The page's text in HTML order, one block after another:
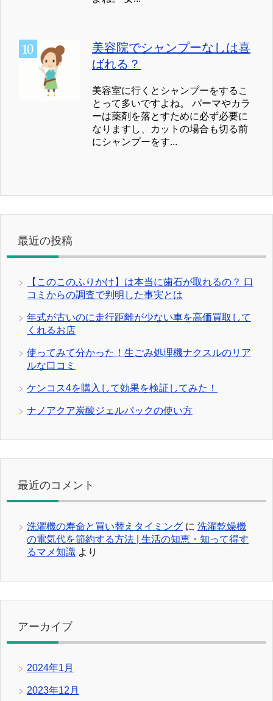
美容院でシャンプーなしは喜
ばれる？
美容室に行くとシャンプーをするこ
とって多いですよね。 パーマやカラ
ーは薬剤を落とすために必ず必要に
なりますし、カットの場合も切る前
にシャンプーをす...
最近の投稿
【このこのふりかけ】は本当に歯石が取れるの？ 口
コミからの調査で判明した事実とは
年式が古いのに走行距離が少ない車を高価買取して
くれるお店
使ってみて分かった！生ごみ処理機ナクスルのリア
ルな口コミ
ケンコス4を購入して効果を検証してみた！
ナノアクア炭酸ジェルパックの使い方
最近のコメント
洗濯機の寿命と買い替えタイミング に 洗濯乾燥機
の電気代を節約する方法 | 生活の知恵・知って得す
るマメ知識 より
アーカイブ
2024年1月
2023年12月